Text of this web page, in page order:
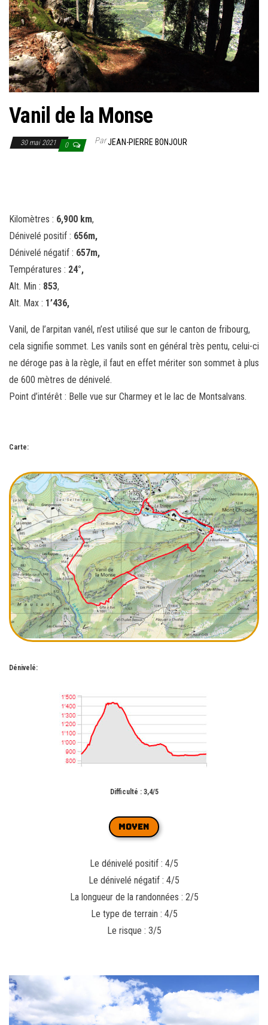
Vanil de la Monse
30 mai 2021 0 ParJEAN-PIERRE BONJOUR
Kilomètres : 6,900 km,
Dénivelé positif : 656m,
Dénivelé négatif : 657m,
Températures : 24°,
Alt. Min : 853,
Alt. Max : 1’436,
Vanil, de l’arpitan vanél, n’est utilisé que sur le canton de fribourg,
cela signifie sommet. Les vanils sont en général très pentu, celui-ci
ne déroge pas à la règle, il faut en effet mériter son sommet à plus
de 600 mètres de dénivelé.
Point d’intérêt : Belle vue sur Charmey et le lac de Montsalvans.
Carte:
Dénivelé:
Difficulté : 3,4/5
MOYEN
Le dénivelé positif : 4/5
Le dénivelé négatif : 4/5
La longueur de la randonnées : 2/5
Le type de terrain : 4/5
Le risque : 3/5